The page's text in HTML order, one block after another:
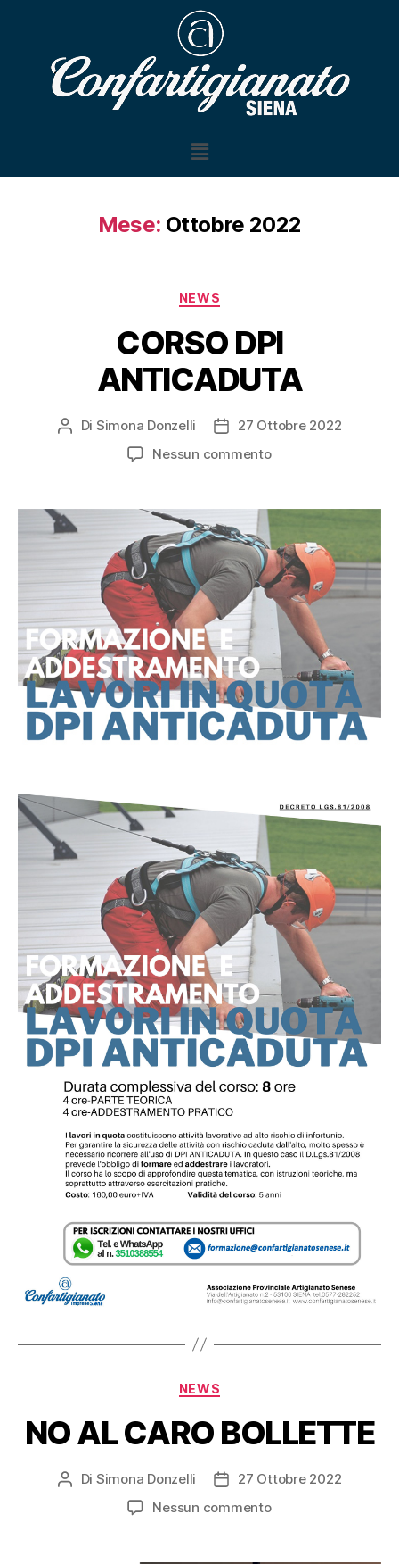
Mese: Ottobre 2022
NEWS
CORSO DPI
ANTICADUTA
Di Simona Donzelli
27 Ottobre 2022
Nessun commento
NEWS
NO AL CARO BOLLETTE
Di Simona Donzelli
27 Ottobre 2022
Nessun commento